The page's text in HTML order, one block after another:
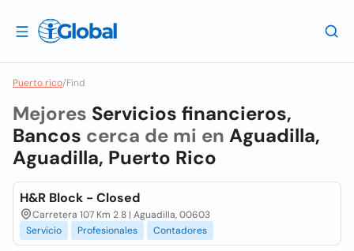
Puerto rico/Find
Mejores Servicios financieros,
Bancos cerca de mi en Aguadilla,
Aguadilla, Puerto Rico
H&R Block - Closed
Carretera 107 Km 2 8 | Aguadilla, 00603
Servicio
Profesionales Contadores